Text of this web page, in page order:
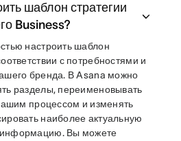
шаблон стратегии
Business?
настроить шаблон
с потребностями и
бренда. В Asana можно
разделы, переименовывать
процессом и изменять
наиболее актуальную
Вы можете